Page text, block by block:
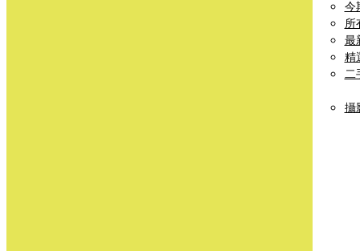
今
所
最
精
二
攝